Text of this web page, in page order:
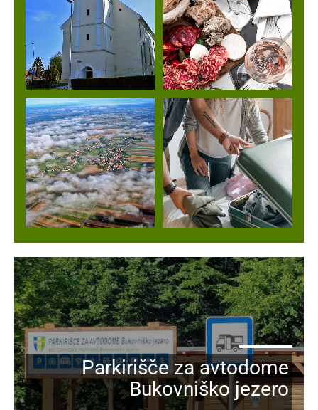
Parkirišče za avtodome
Bukovniško jezero